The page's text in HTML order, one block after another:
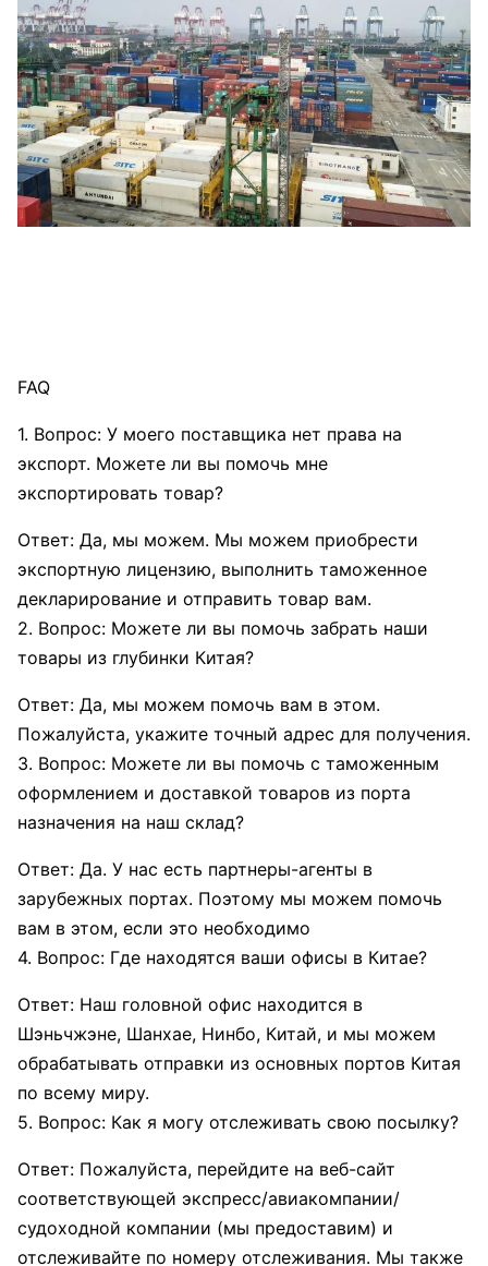
FAQ
1. Вопрос: У моего поставщика нет права на
экспорт. Можете ли вы помочь мне
экспортировать товар?
Ответ: Да, мы можем. Мы можем приобрести
экспортную лицензию, выполнить таможенное
декларирование и отправить товар вам.
2. Вопрос: Можете ли вы помочь забрать наши
товары из глубинки Китая?
Ответ: Да, мы можем помочь вам в этом.
Пожалуйста, укажите точный адрес для получения.
3. Вопрос: Можете ли вы помочь с таможенным
оформлением и доставкой товаров из порта
назначения на наш склад?
Ответ: Да. У нас есть партнеры-агенты в
зарубежных портах. Поэтому мы можем помочь
вам в этом, если это необходимо
4. Вопрос: Где находятся ваши офисы в Китае?
Ответ: Наш головной офис находится в
Шэньчжэне, Шанхае, Нинбо, Китай, и мы можем
обрабатывать отправки из основных портов Китая
по всему миру.
5. Вопрос: Как я могу отслеживать свою посылку?
Ответ: Пожалуйста, перейдите на веб-сайт
соответствующей экспресс/авиакомпании/
судоходной компании (мы предоставим) и
отслеживайте по номеру отслеживания. Мы также